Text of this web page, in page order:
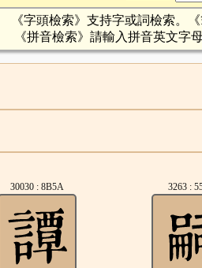
《字頭檢索》支持字或詞檢索。
《拼音檢索》請輸入拼音英文字
30030 : 8B5A 3263 :